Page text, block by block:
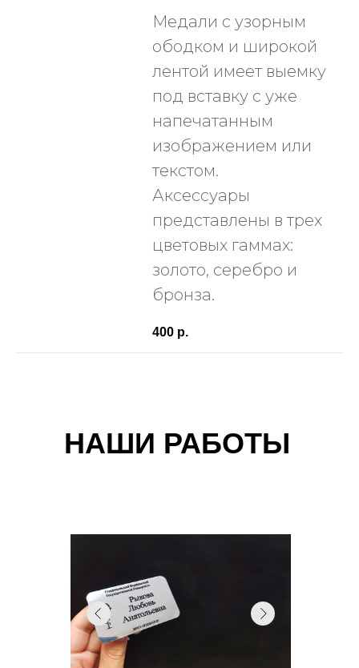
Медали с узорным
ободком и широкой
лентой имеет выемку
под вставку с уже
напечатанным
изображением или
текстом.
Аксессуары
представлены в трех
цветовых гаммах:
золото, серебро и
бронза.
400 р.
НАШИ РАБОТЫ